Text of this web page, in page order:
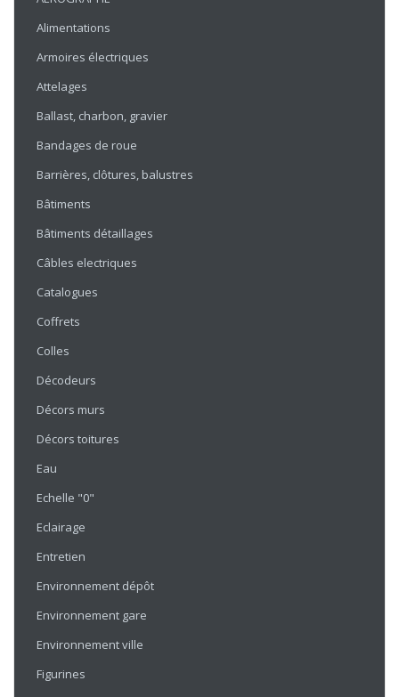
Alimentations
Armoires électriques
Attelages
Ballast, charbon, gravier
Bandages de roue
Barrières, clôtures, balustres
Bâtiments
Bâtiments détaillages
Câbles electriques
Catalogues
Coffrets
Colles
Décodeurs
Décors murs
Décors toitures
Eau
Echelle "0"
Eclairage
Entretien
Environnement dépôt
Environnement gare
Environnement ville
Figurines